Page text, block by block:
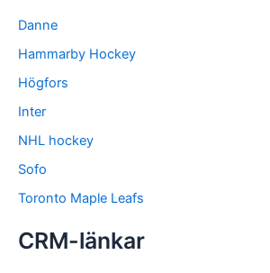
Danne
Hammarby Hockey
Högfors
Inter
NHL hockey
Sofo
Toronto Maple Leafs
CRM-länkar